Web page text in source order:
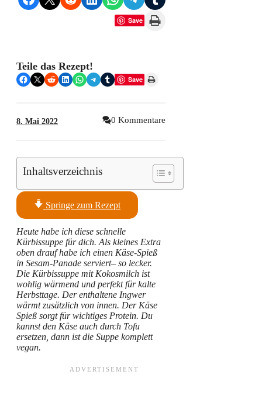
Save Print this Page
Teile das Rezept!
Share on Facebook
Share on X Share on RedditShare on LinkedIn
Share on WhatsApp
Share on Telegram
Share on TumblrSave Print this Page
8. Mai 2022 0 Kommentare
Inhaltsverzeichnis
Springe zum Rezept
Heute habe ich diese schnelle
Kürbissuppe für dich. Als kleines Extra
oben drauf habe ich einen Käse-Spieß
in Sesam-Panade serviert– so lecker.
Die Kürbissuppe mit Kokosmilch ist
wohlig wärmend und perfekt für kalte
Herbsttage. Der enthaltene Ingwer
wärmt zusätzlich von innen. Der Käse
Spieß sorgt für wichtiges Protein. Du
kannst den Käse auch durch Tofu
ersetzen, dann ist die Suppe komplett
vegan.